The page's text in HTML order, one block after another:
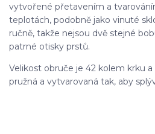
vytvořené přetavením a
teplotách, podobně jako vinuté
ručně, takže nejsou dvě stejné
patrné otisky prstů.
Velikost obruče je 42 kolem krku
pružná a vytvarovaná tak, aby